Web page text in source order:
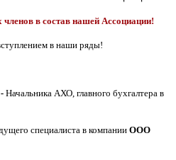
в состав нашей Ассоциации!
в наши ряды!
Начальника АХО, главного бухгалтера в
специалиста в компании ООО